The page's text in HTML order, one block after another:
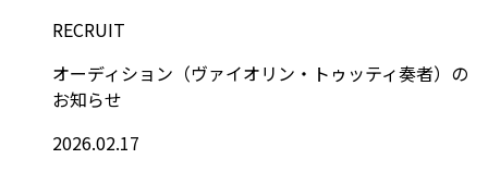
RECRUIT
オーディション（ヴァイオリン・トゥッティ奏者）の
お知らせ
2026.02.17